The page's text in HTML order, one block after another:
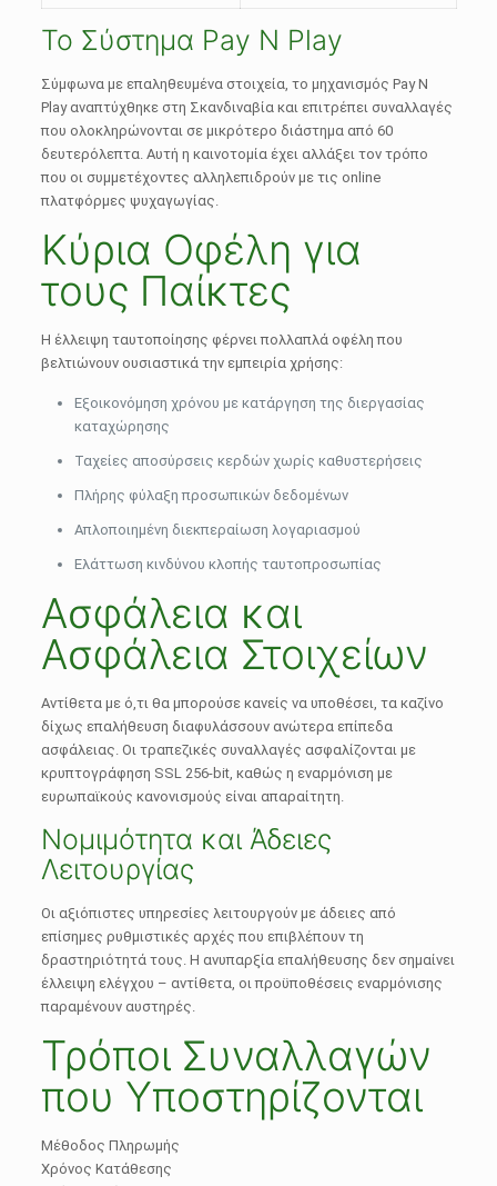
Το Σύστημα Pay N Play
Σύμφωνα με επαληθευμένα στοιχεία, το μηχανισμός Pay N
Play αναπτύχθηκε στη Σκανδιναβία και επιτρέπει συναλλαγές
που ολοκληρώνονται σε μικρότερο διάστημα από 60
δευτερόλεπτα. Αυτή η καινοτομία έχει αλλάξει τον τρόπο
που οι συμμετέχοντες αλληλεπιδρούν με τις online
πλατφόρμες ψυχαγωγίας.
Κύρια Οφέλη για
τους Παίκτες
Η έλλειψη ταυτοποίησης φέρνει πολλαπλά οφέλη που
βελτιώνουν ουσιαστικά την εμπειρία χρήσης:
Εξοικονόμηση χρόνου με κατάργηση της διεργασίας
καταχώρησης
Ταχείες αποσύρσεις κερδών χωρίς καθυστερήσεις
Πλήρης φύλαξη προσωπικών δεδομένων
Απλοποιημένη διεκπεραίωση λογαριασμού
Ελάττωση κινδύνου κλοπής ταυτοπροσωπίας
Ασφάλεια και
Ασφάλεια Στοιχείων
Αντίθετα με ό,τι θα μπορούσε κανείς να υποθέσει, τα καζίνο
δίχως επαλήθευση διαφυλάσσουν ανώτερα επίπεδα
ασφάλειας. Οι τραπεζικές συναλλαγές ασφαλίζονται με
κρυπτογράφηση SSL 256-bit, καθώς η εναρμόνιση με
ευρωπαϊκούς κανονισμούς είναι απαραίτητη.
Νομιμότητα και Άδειες
Λειτουργίας
Οι αξιόπιστες υπηρεσίες λειτουργούν με άδειες από
επίσημες ρυθμιστικές αρχές που επιβλέπουν τη
δραστηριότητά τους. Η ανυπαρξία επαλήθευσης δεν σημαίνει
έλλειψη ελέγχου – αντίθετα, οι προϋποθέσεις εναρμόνισης
παραμένουν αυστηρές.
Τρόποι Συναλλαγών
που Υποστηρίζονται
Μέθοδος Πληρωμής
Χρόνος Κατάθεσης